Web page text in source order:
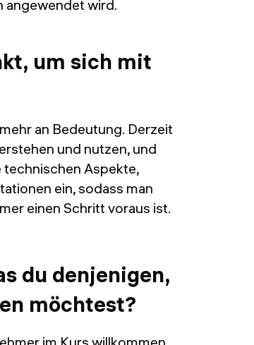
angewendet wird.
um sich mit
an Bedeutung. Derzeit
und nutzen, und
technischen Aspekte,
ein, sodass man
einen Schritt voraus ist.
du denjenigen,
möchtest?